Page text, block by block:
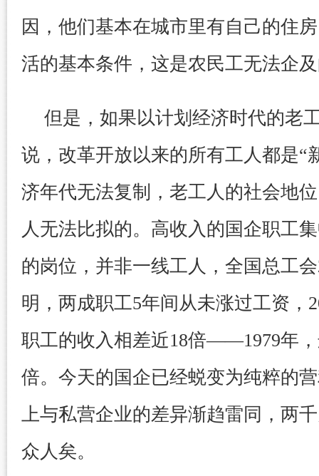
因，他们基本在城市里有自己的住
活的基本条件，这是农民工无法企
但是，如果以计划经济时代的老
说，改革开放以来的所有工人都是“
济年代无法复制，老工人的社会地
人无法比拟的。高收入的国企职工
的岗位，并非一线工人，全国总工
明，两成职工5年间从未涨过工资，
职工的收入相差近18倍——1979年
倍。今天的国企已经蜕变为纯粹的
上与私营企业的差异渐趋雷同，两
众人矣。